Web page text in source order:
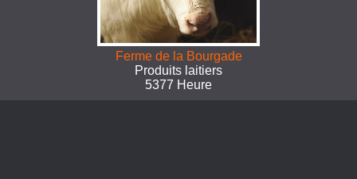
Ferme de la Bourgade
Produits laitiers
5377 Heure